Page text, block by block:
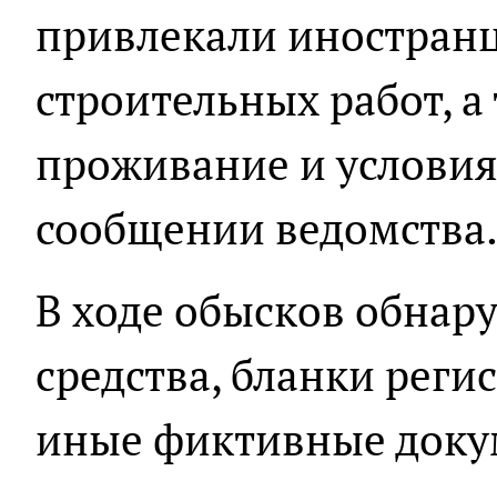
привлекали
строительных работ,
проживание и
сообщении ведомства.
В ходе обысков
средства, бланки
иные фиктивные